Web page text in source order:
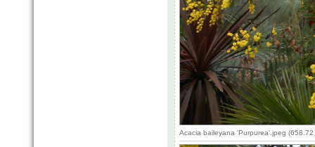
Acacia baileyana 'Purpurea'.jpeg